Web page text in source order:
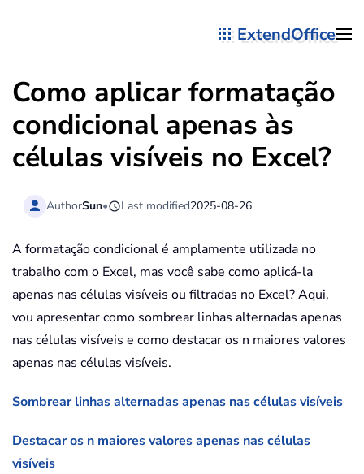
ExtendOffice
Como aplicar formatação
condicional apenas às
células visíveis no Excel?
AuthorSun• Last modified2025-08-26
A formatação condicional é amplamente utilizada no
trabalho com o Excel, mas você sabe como aplicá-la
apenas nas células visíveis ou filtradas no Excel? Aqui,
vou apresentar como sombrear linhas alternadas apenas
nas células visíveis e como destacar os n maiores valores
apenas nas células visíveis.
Sombrear linhas alternadas apenas nas células visíveis
Destacar os n maiores valores apenas nas células
visíveis